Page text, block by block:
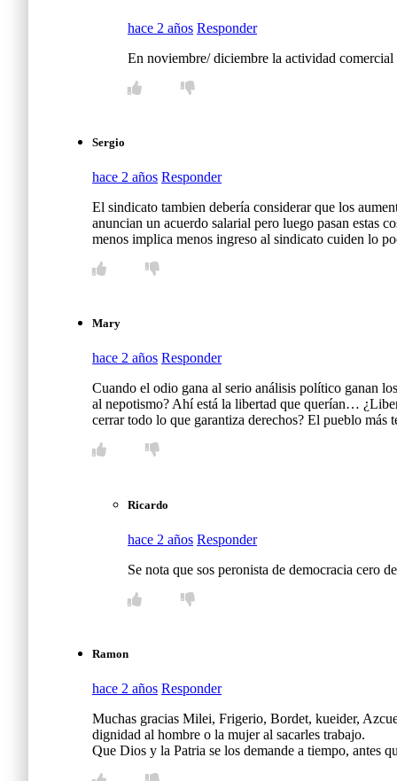
hace 2 años Responder
En noviembre/ diciembre la actividad
Sergio
hace 2 años Responder
El sindicato tambien debería considerar que los
anuncian un acuerdo salarial pero luego pasan estas
menos implica menos ingreso al sindicato cuiden lo
Mary
hace 2 años Responder
Cuando el odio gana al serio análisis político ganan
al nepotismo? Ahí está la libertad que querían…
cerrar todo lo que garantiza derechos? El pueblo
Ricardo
hace 2 años Responder
Se nota que sos peronista de democracia cero
Ramon
hace 2 años Responder
Muchas gracias Milei, Frigerio, Bordet, kueider,
dignidad al hombre o la mujer al sacarles trabajo.
Que Dios y la Patria se los demande a tiempo, antes